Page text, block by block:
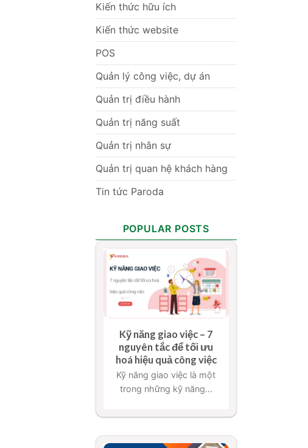
Kiến thức hữu ích
Kiến thức website
POS
Quản lý công việc, dự án
Quản trị điều hành
Quản trị năng suất
Quản trị nhân sự
Quản trị quan hệ khách hàng
Tin tức Paroda
POPULAR POSTS
Kỹ năng giao việc – 7
nguyên tắc để tối ưu
hoá hiệu quả công việc
Kỹ năng giao việc là một
trong những kỹ năng...